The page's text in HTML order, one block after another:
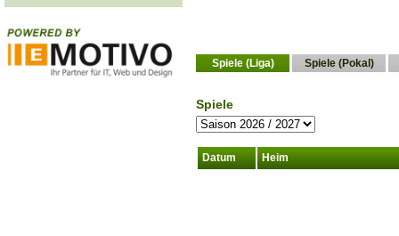
Spiele (Liga) Spiele (Pokal)
Spiele
Datum Heim